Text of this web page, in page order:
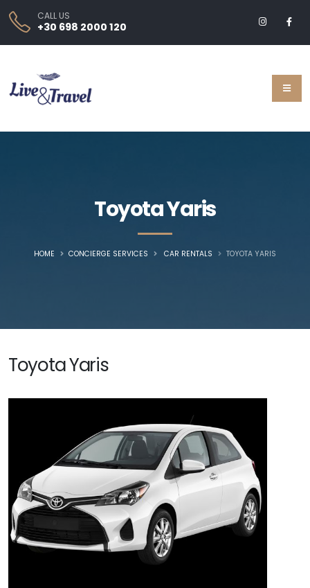
CALL US
+30 698 2000 120
Toyota Yaris
HOME CONCIERGE SERVICES CAR RENTALS TOYOTA YARIS
Toyota Yaris